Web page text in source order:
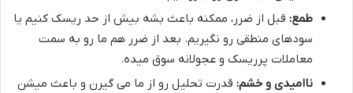
طمع: قبل از ضرر، ممکنه باعث بشه بیش از حد ریسک کنیم یا
سودهای منطقی رو نگیریم. بعد از ضرر هم ما رو به سمت
معاملات پرریسک و عجولانه سوق میده.
ناامیدی و خشم: قدرت تحلیل رو از ما می گیرن و باعث میشن